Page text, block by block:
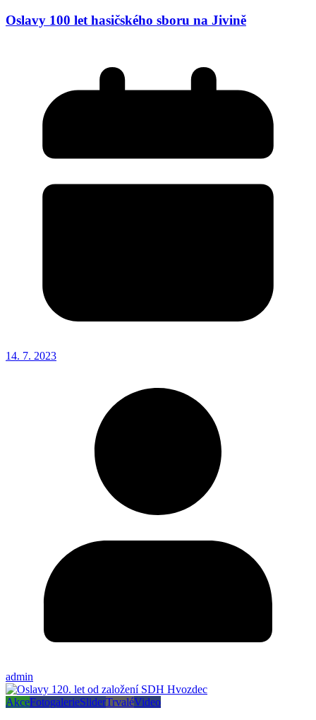
Oslavy 100 let hasičského sboru na Jivině
14. 7. 2023
admin
AkceFotogalerieSliderTrvaléVideo